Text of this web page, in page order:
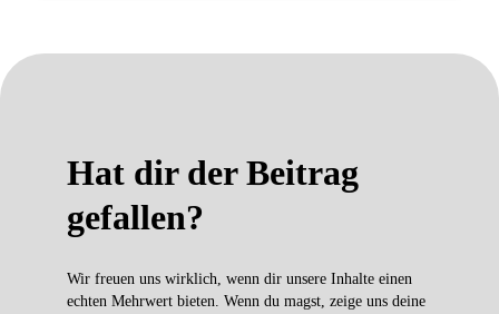
Hat dir der Beitrag
gefallen?
Wir freuen uns wirklich, wenn dir unsere Inhalte einen
echten Mehrwert bieten. Wenn du magst, zeige uns deine